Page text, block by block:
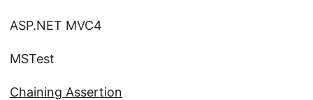
ASP.NET MVC4
MSTest
Chaining Assertion